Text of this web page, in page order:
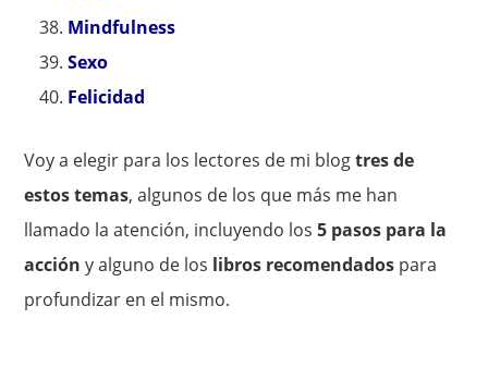
Mindfulness
Sexo
Felicidad
Voy a elegir para los lectores de mi blogtres de
estos temas, algunos de los que más me han
llamado la atención, incluyendo los5 pasos para la
acción y alguno de los libros recomendados para
profundizar en el mismo.